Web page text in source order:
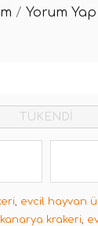
/ Yorum Yap
TÜKENDİ
, evcil hayvan
kanarya krakeri,